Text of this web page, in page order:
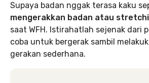
Supaya badan nggak terasa kaku
mengerakkan badan atau
saat WFH. Istirahatlah sejenak dari
coba untuk bergerak sambil
gerakan sederhana.